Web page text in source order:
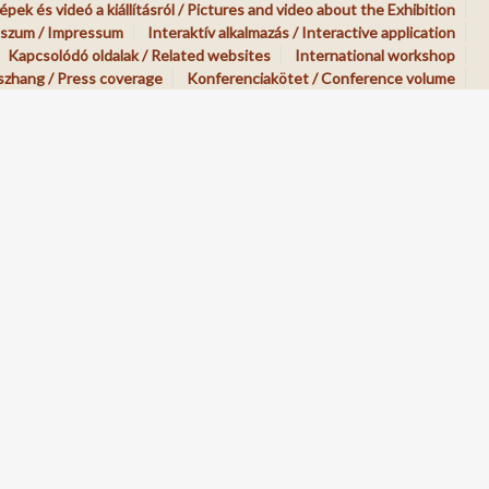
és videó a kiállításról / Pictures and video about the Exhibition
/ Impressum
Interaktív alkalmazás / Interactive application
Kapcsolódó oldalak / Related websites
International workshop
/ Press coverage
Konferenciakötet / Conference volume